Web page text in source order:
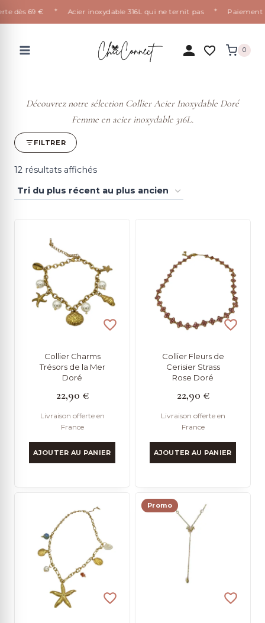
dès 69 € Acier inoxydable 316L qui ne ternit pas Paiement
0
Découvrez notre sélection Collier Acier Inoxydable Doré
Femme en acier inoxydable 316L.
FILTRER
12 résultats affichésTrié
du
ancien
Collier Charms
Trésors de la Mer
Doré
22,90 €
Livraison offerte en
France
AJOUTER AU PANIER
Collier Fleurs de
Cerisier Strass
Rose Doré
22,90 €
Livraison offerte en
France
AJOUTER AU PANIER
Promo